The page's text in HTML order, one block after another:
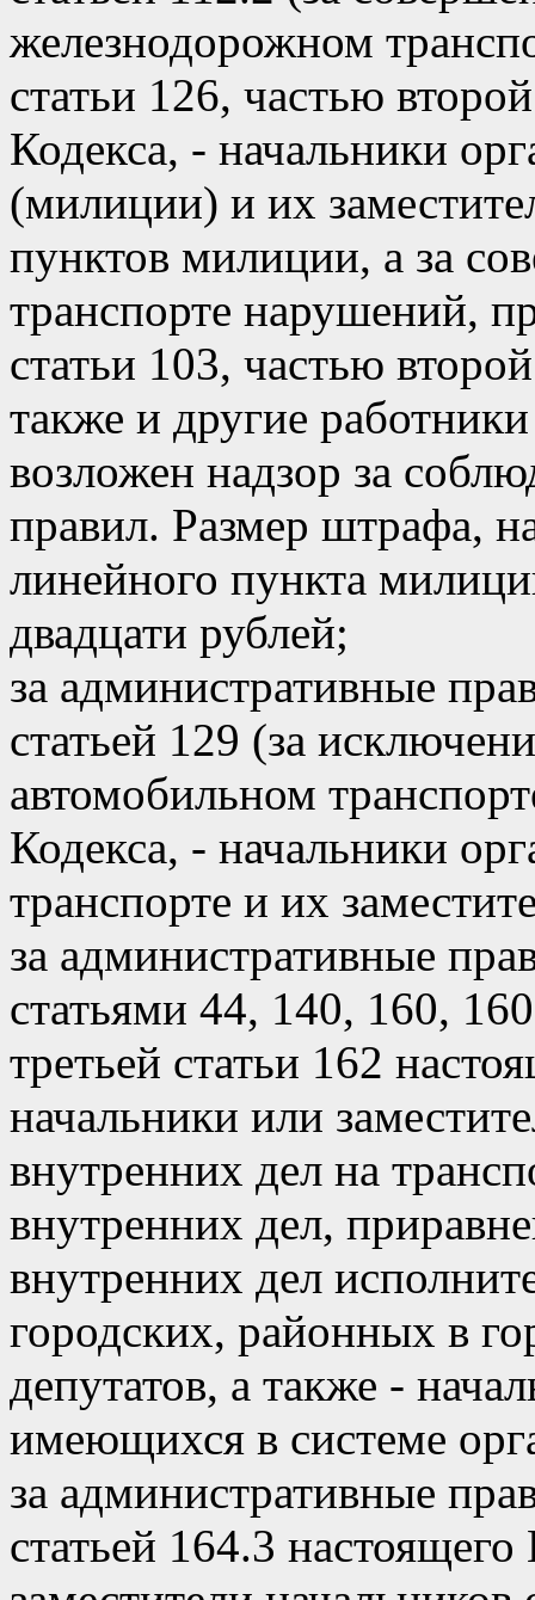
железнодорожном
статьи 126, частью
Кодекса, - начальники
(милиции) и их
пунктов милиции, а за
транспорте нарушений,
статьи 103, частью
также и другие
возложен надзор за
правил. Размер штрафа,
линейного пункта
двадцати рублей;
за административные
статьей 129 (за
автомобильном
Кодекса, - начальники
транспорте и их
за административные
статьями 44, 140, 160,
третьей статьи 162
начальники или
внутренних дел на
внутренних дел,
внутренних дел
городских, районных в
депутатов, а также -
имеющихся в системе
за административные
статьей 164.3